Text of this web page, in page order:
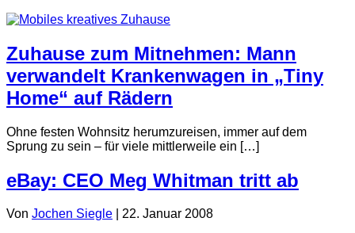
Zuhause zum Mitnehmen: Mann
verwandelt Krankenwagen in „Tiny
Home“ auf Rädern
Ohne festen Wohnsitz herumzureisen, immer auf dem
Sprung zu sein – für viele mittlerweile ein […]
eBay: CEO Meg Whitman tritt ab
Von Jochen Siegle
22. Januar 2008